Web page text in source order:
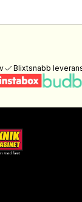
Blixtsnabb